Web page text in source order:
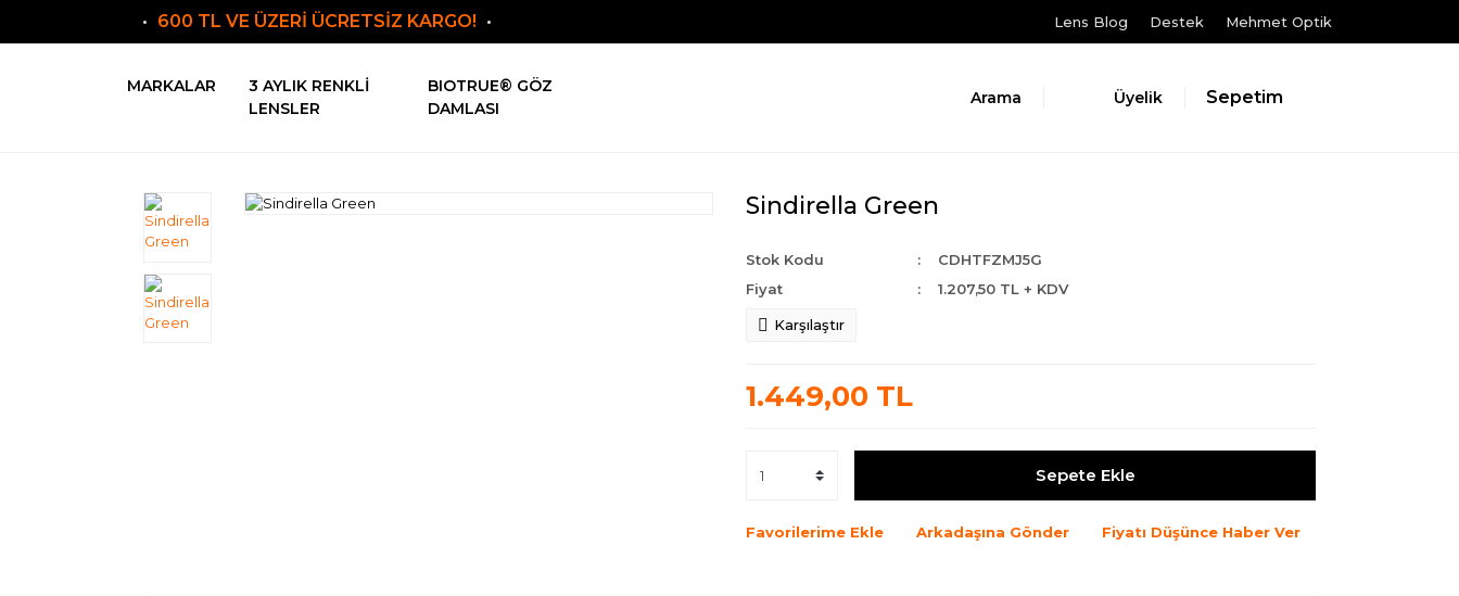
600 TL VE ÜZERİ ÜCRETSİZ KARGO! Lens Blog Destek Mehmet Optik
MARKALAR
3 AYLIK RENKLI
LENSLER
BIOTRUE® GÖZ
DAMLASI
Arama Üyelik Sepetim
Sindirella Green
Stok Kodu
CDHTFZMJ5G
Fiyat
1.207,50 TL + KDV
Karşılaştır
1.449,00 TL
Sepete Ekle
Favorilerime Ekle Arkadaşına Gönder Fiyatı Düşünce Haber Ver